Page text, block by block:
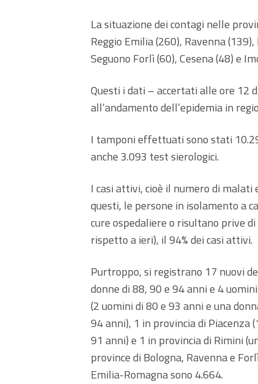
La situazione dei contagi nelle
Reggio Emilia (260), Ravenna
Seguono Forlì (60), Cesena (48) e
Questi i dati – accertati alle ore 12
all’andamento dell’epidemia in
I tamponi effettuati sono stati
anche 3.093 test sierologici.
I casi attivi, cioè il numero di
questi, le persone in isolamento a
cure ospedaliere o risultano prive
rispetto a ieri), il 94% dei casi attivi.
Purtroppo, si registrano 17 nuovi
donne di 88, 90 e 94 anni e 4
(2 uomini di 80 e 93 anni e una
94 anni), 1 in provincia di Piacenza
91 anni) e 1 in provincia di Rimini
province di Bologna, Ravenna e
Emilia-Romagna sono 4.664.